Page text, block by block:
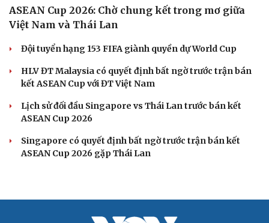
ASEAN Cup 2026: Chờ chung kết trong mơ giữa
Việt Nam và Thái Lan
Đội tuyển hạng 153 FIFA giành quyền dự World Cup
HLV ĐT Malaysia có quyết định bất ngờ trước trận bán
kết ASEAN Cup với ĐT Việt Nam
Lịch sử đối đầu Singapore vs Thái Lan trước bán kết
ASEAN Cup 2026
Singapore có quyết định bất ngờ trước trận bán kết
ASEAN Cup 2026 gặp Thái Lan